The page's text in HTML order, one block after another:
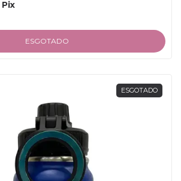
Pix
ESGOTADO
ESGOTADO